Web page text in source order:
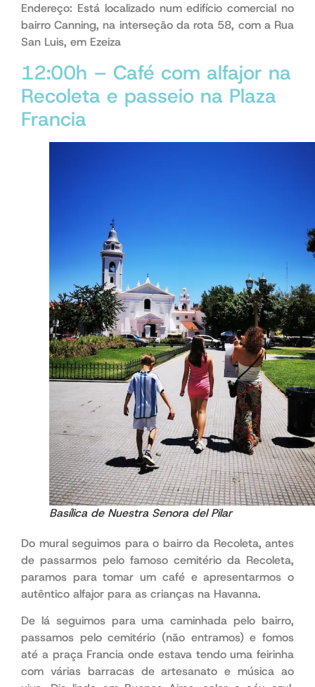
Endereço: Está localizado num edifício comercial no
bairro Canning, na interseção da rota 58, com a Rua
San Luis, em Ezeiza
12:00h – Café com alfajor na
Recoleta e passeio na Plaza
Francia
Basílica de Nuestra Senora del Pilar
Do mural seguimos para o bairro da Recoleta, antes
de passarmos pelo famoso cemitério da Recoleta,
paramos para tomar um café e apresentarmos o
autêntico alfajor para as crianças na Havanna.
De lá seguimos para uma caminhada pelo bairro,
passamos pelo cemitério (não entramos) e fomos
até a praça Francia onde estava tendo uma feirinha
com várias barracas de artesanato e música ao